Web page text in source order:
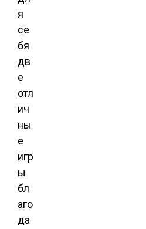
я
се
бя
дв
е
отл
ич
ны
е
игр
ы
бл
аго
да